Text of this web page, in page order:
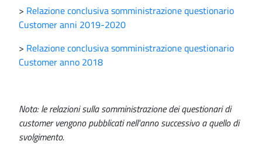
> Relazione conclusiva somministrazione questionario
Customer anni 2019-2020
> Relazione conclusiva somministrazione questionario
Customer anno 2018
Nota: le relazioni sulla somministrazione dei questionari di
customer vengono pubblicati nell'anno successivo a quello di
svolgimento.